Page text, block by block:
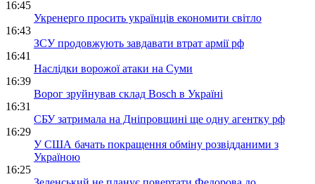
16:45
Укренерго просить українців економити світло
16:43
ЗСУ продовжують завдавати втрат армії рф
16:41
Наслідки ворожої атаки на Суми
16:39
Ворог зруйнував склад Bosch в Україні
16:31
СБУ затримала на Дніпровщині ще одну агентку рф
16:29
У США бачать покращення обміну розвідданими з
Україною
16:25